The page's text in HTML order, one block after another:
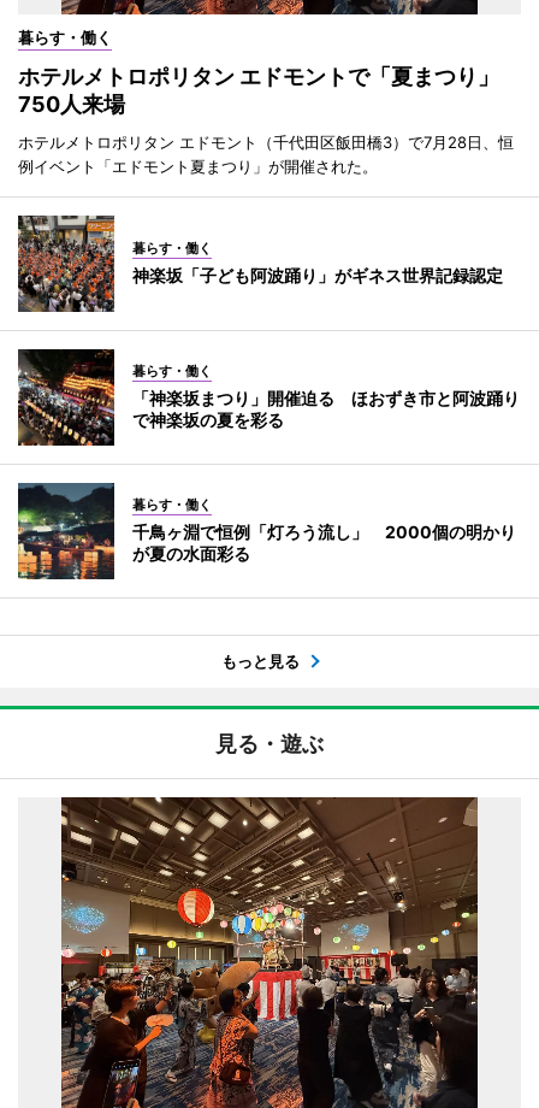
暮らす・働く
ホテルメトロポリタン エドモントで「夏まつり」
750人来場
ホテルメトロポリタン エドモント（千代田区飯田橋3）で7月28日、恒
例イベント「エドモント夏まつり」が開催された。
暮らす・働く
神楽坂「子ども阿波踊り」がギネス世界記録認定
暮らす・働く
「神楽坂まつり」開催迫る ほおずき市と阿波踊り
で神楽坂の夏を彩る
暮らす・働く
千鳥ヶ淵で恒例「灯ろう流し」 2000個の明かり
が夏の水面彩る
もっと見る
見る・遊ぶ